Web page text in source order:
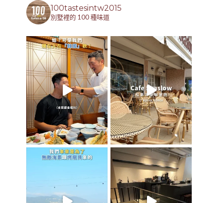
100tastesintw2015
別墅裡的 100 種味道